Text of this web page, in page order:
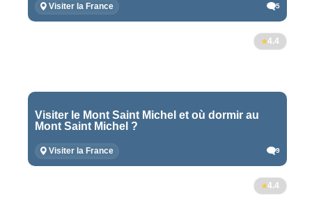
Visiter la France 5
4.4
Visiter le Mont Saint Michel et où dormir au
Mont Saint Michel ?
Visiter la France 9
4.4